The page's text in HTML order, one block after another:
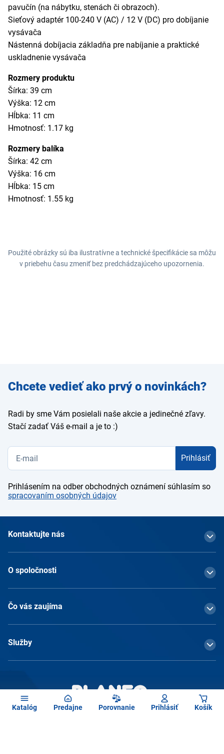
Katalóg Predajne Porovnanie Prihlásiť Košík
pavučín (na nábytku, stenách či obrazoch).
Sieťový adaptér 100-240 V (AC) / 12 V (DC) pro dobíjanie
vysávača
Nástenná dobíjacia základňa pre nabíjanie a praktické
uskladnenie vysávača
Rozmery produktu
Šírka: 39 cm
Výška: 12 cm
Hĺbka: 11 cm
Hmotnosť: 1.17 kg
Rozmery balíka
Šírka: 42 cm
Výška: 16 cm
Hĺbka: 15 cm
Hmotnosť: 1.55 kg
Použité obrázky sú iba ilustratívne a technické špecifikácie sa môžu
v priebehu času zmeniť bez predchádzajúceho upozornenia.
Zadajte
e-mail
Chcete vedieť ako prvý o novinkách?
Radi by sme Vám posielali naše akcie a jedinečné zľavy.
Stačí zadať Váš e-mail a je to :)
Prihlásiť
Prihlásením na odber obchodných oznámení súhlasím so
spracovaním osobných údajov
Kontaktujte nás
O spoločnosti
Čo vás zaujíma
Služby